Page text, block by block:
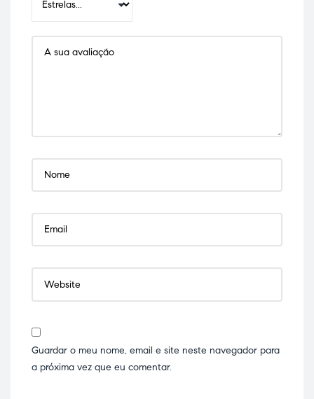
Guardar o meu nome, email e site neste navegador para
a próxima vez que eu comentar.